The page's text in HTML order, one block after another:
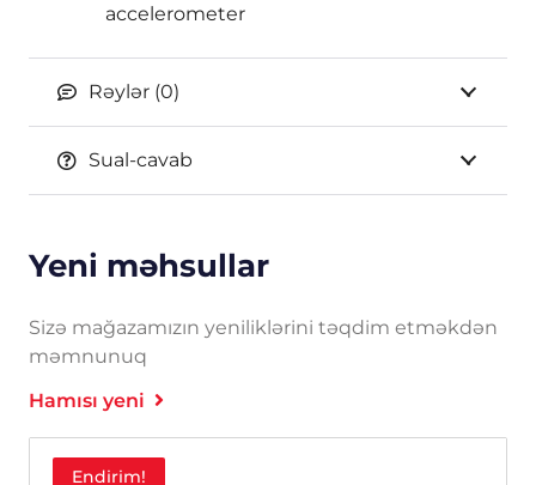
accelerometer
Rəylər (0)
Sual-cavab
Yeni məhsullar
Sizə mağazamızın yeniliklərini təqdim etməkdən
məmnunuq
Hamısı yeni
Endirim!